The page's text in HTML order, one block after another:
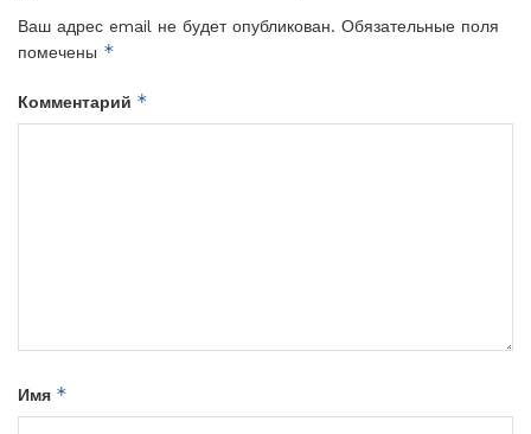
Ваш адрес email не будет опубликован. Обязательные поля
помечены *
Комментарий *
Имя *